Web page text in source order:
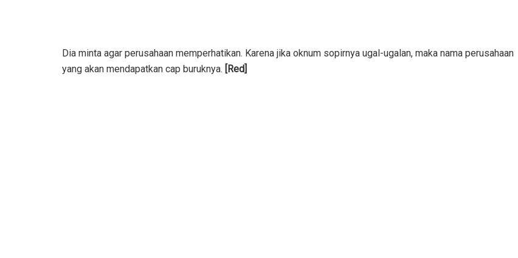
Dia minta agar perusahaan memperhatikan. Karena jika oknum sopirnya ugal-ugalan, maka nama perusahaan
yang akan mendapatkan cap buruknya. [Red]